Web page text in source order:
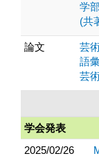
学
(共
論文
芸
語
芸
学会発表
2025/02/26